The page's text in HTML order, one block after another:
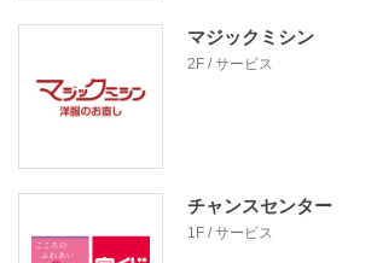
マジックミシン
2F / サービス
チャンスセンター
1F / サービス